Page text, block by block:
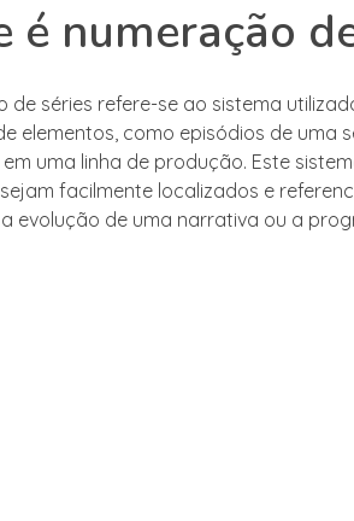
é numeração
de séries refere-se ao sistema
elementos, como episódios de uma
uma linha de produção. Este
facilmente localizados e
evolução de uma narrativa ou a